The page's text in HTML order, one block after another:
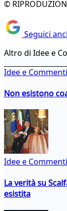
©
Seguici
Altro di Idee e
Idee e Commenti
Non esistono
Idee e Commenti
La verità su
esistita